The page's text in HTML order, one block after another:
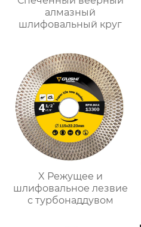
алмазный
шлифовальный круг
X Режущее и
шлифовальное лезвие
с турбонаддувом